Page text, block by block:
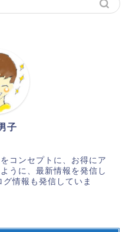
子
コンセプトに、お得にア
うに、最新情報を発信し
情報も発信していま